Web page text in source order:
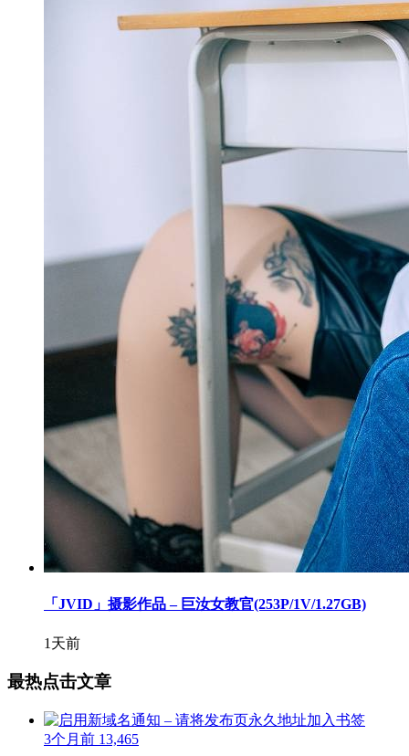
「JVID」摄影作品 – 巨汝女教官(253P/1V/1.27GB)
1天前
最热点击文章
3个月前 13,465